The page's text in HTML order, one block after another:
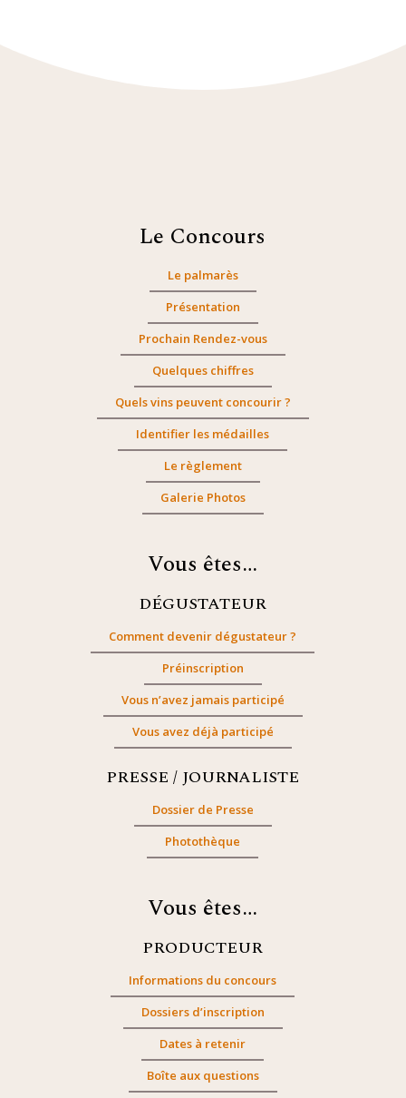
Le Concours
Le palmarès
Présentation
Prochain Rendez-vous
Quelques chiffres
Quels vins peuvent concourir ?
Identifier les médailles
Le règlement
Galerie Photos
Vous êtes…
DÉGUSTATEUR
Comment devenir dégustateur ?
Préinscription
Vous n’avez jamais participé
Vous avez déjà participé
PRESSE / JOURNALISTE
Dossier de Presse
Photothèque
Vous êtes…
PRODUCTEUR
Informations du concours
Dossiers d’inscription
Dates à retenir
Boîte aux questions